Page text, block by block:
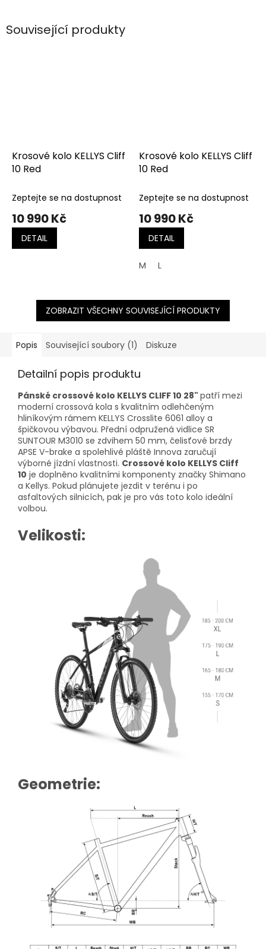
Související produkty
Krosové kolo KELLYS Cliff
10 Red
Zeptejte se na dostupnost
10 990 Kč
DETAIL
Krosové kolo KELLYS Cliff
10 Red
Zeptejte se na dostupnost
10 990 Kč
DETAIL
M L
ZOBRAZIT VŠECHNY SOUVISEJÍCÍ PRODUKTY
Popis Související soubory (1) Diskuze
Detailní popis produktu
Pánské crossové kolo KELLYS CLIFF 10 28" patří mezi
moderní crossová kola s kvalitním odlehčeným
hliníkovým rámem KELLYS Crosslite 6061 alloy a
špičkovou výbavou. Přední odpružená vidlice SR
SUNTOUR M3010 se zdvihem 50 mm, čelisťové brzdy
APSE V-brake a spolehlivé pláště Innova zaručují
výborné jízdní vlastnosti. Crossové kolo KELLYS Cliff
10 je doplněno kvalitními komponenty značky Shimano
a Kellys. Pokud plánujete jezdit v terénu i po
asfaltových silnicích, pak je pro vás toto kolo ideální
volbou.
Velikosti:
Geometrie: